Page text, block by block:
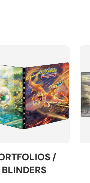
/
BLINDERS